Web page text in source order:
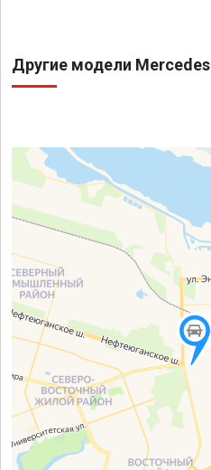
Другие модели Mercedes